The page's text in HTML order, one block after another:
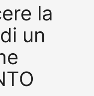
la
un